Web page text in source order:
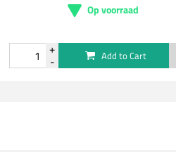
Op voorraad
Add to Cart